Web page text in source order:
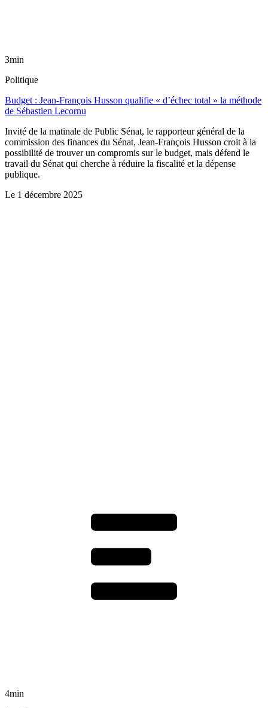
3min
Politique
Budget : Jean-François Husson qualifie « d’échec total » la méthode
de Sébastien Lecornu
Invité de la matinale de Public Sénat, le rapporteur général de la
commission des finances du Sénat, Jean-François Husson croit à la
possibilité de trouver un compromis sur le budget, mais défend le
travail du Sénat qui cherche à réduire la fiscalité et la dépense
publique.
Le 1 décembre 2025
4min